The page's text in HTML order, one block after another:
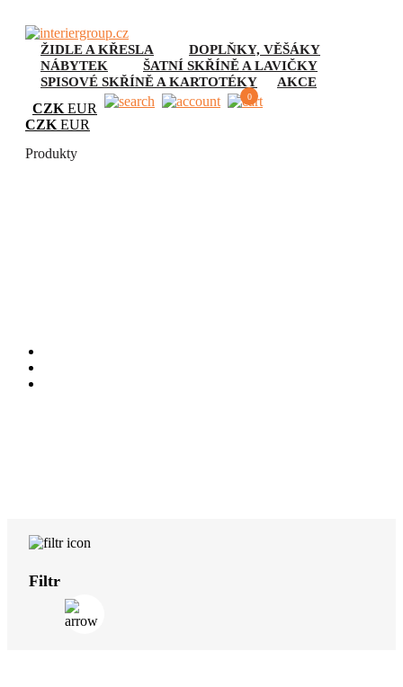
ŽIDLE A KŘESLA
DOPLŇKY, VĚŠÁKY
NÁBYTEK
ŠATNÍ SKŘÍNĚ A LAVIČKY
SPISOVÉ SKŘÍNĚ A KARTOTÉKY
AKCE
CZK EUR
0
CZK EUR
Produkty
Filtr